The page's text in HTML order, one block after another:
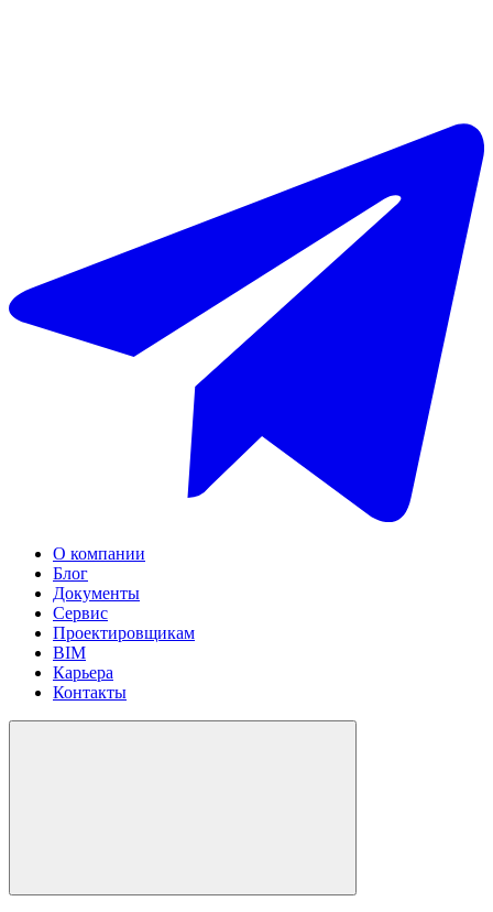
О компании
Блог
Документы
Сервис
Проектировщикам
BIM
Карьера
Контакты